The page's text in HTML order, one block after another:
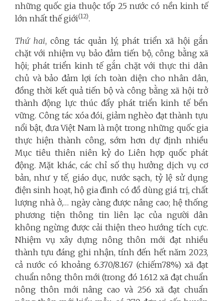
những quốc gia thuộc tốp 25 nước có nền kinh tế
lớn nhất thế giới(12).
Thứ hai, công tác quản lý, phát triển xã hội gắn
chặt với nhiệm vụ bảo đảm tiến bộ, công bằng xã
hội; phát triển kinh tế gắn chặt với thực thi dân
chủ và bảo đảm lợi ích toàn diện cho nhân dân,
đồng thời kết quả tiến bộ và công bằng xã hội trở
thành động lực thúc đẩy phát triển kinh tế bền
vững. Công tác xóa đói, giảm nghèo đạt thành tựu
nổi bật, đưa Việt Nam là một trong những quốc gia
thực hiện thành công, sớm hơn dự định nhiều
Mục tiêu thiên niên kỷ do Liên hợp quốc phát
động. Mặt khác, các chỉ số thụ hưởng dịch vụ cơ
bản, như y tế, giáo dục, nước sạch, tỷ lệ sử dụng
điện sinh hoạt, hộ gia đình có đồ dùng giá trị, chất
lượng nhà ở,… ngày càng được nâng cao; hệ thống
phương tiện thông tin liên lạc của người dân
không ngừng được cải thiện theo hướng tích cực.
Nhiệm vụ xây dựng nông thôn mới đạt nhiều
thành tựu đáng ghi nhận, tính đến hết năm 2023,
cả nước có khoảng 6.370/8.167 (chiếm78%) xã đạt
chuẩn nông thôn mới (trong đó 1.612 xã đạt chuẩn
nông thôn mới nâng cao và 256 xã đạt chuẩn